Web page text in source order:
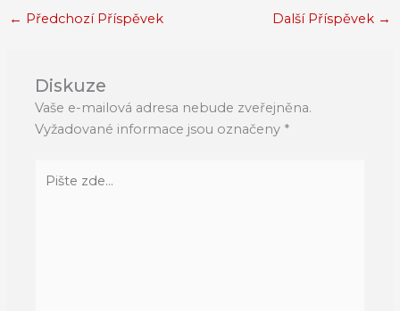
← Předchozí Příspěvek Další Příspěvek →
Diskuze
Vaše e-mailová adresa nebude zveřejněna.
Vyžadované informace jsou označeny *
zde…